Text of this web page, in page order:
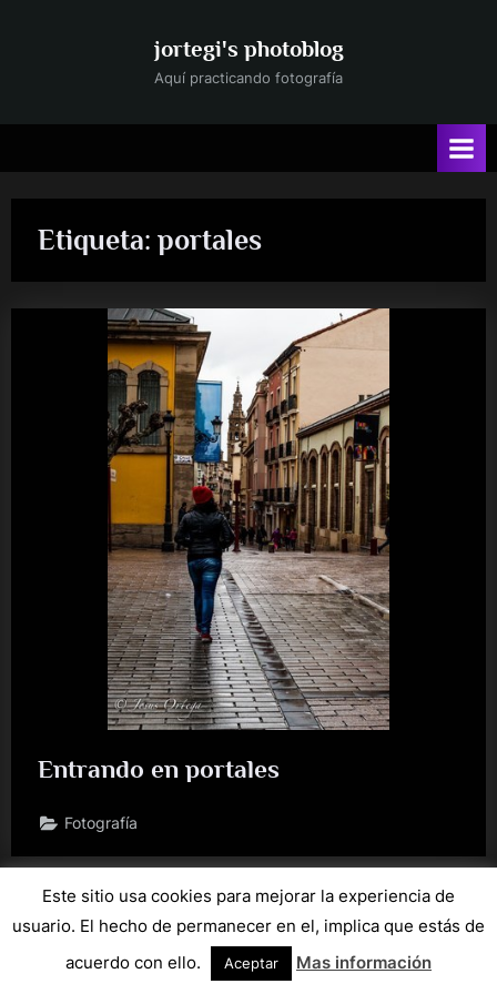
jortegi's photoblog
Aquí practicando fotografía
Etiqueta: portales
Entrando en portales
Fotografía
Copyright © 2026 jortegi's photoblog.
Powered by
PressBook Masonry Dark
Este sitio usa cookies para mejorar la experiencia de
usuario. El hecho de permanecer en el, implica que estás de
acuerdo con ello.
Aceptar Mas información